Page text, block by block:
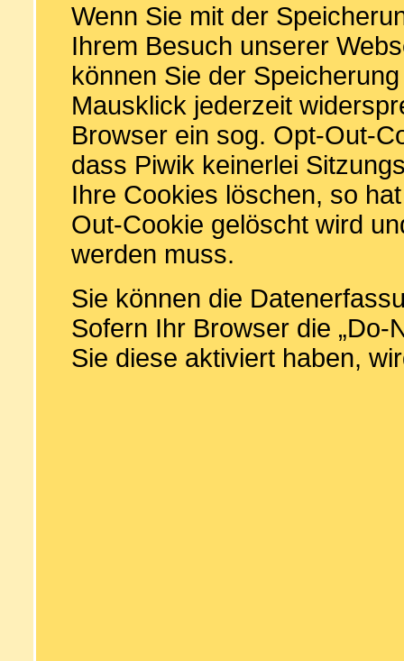
Wenn Sie mit der
Ihrem Besuch unserer
können Sie der
Mausklick jederzeit
Browser ein sog. Opt-Out-
dass Piwik keinerlei
Ihre Cookies löschen, so
Out-Cookie gelöscht wird
werden muss.
Sie können die
Sofern Ihr Browser die „Do-
Sie diese aktiviert haben,